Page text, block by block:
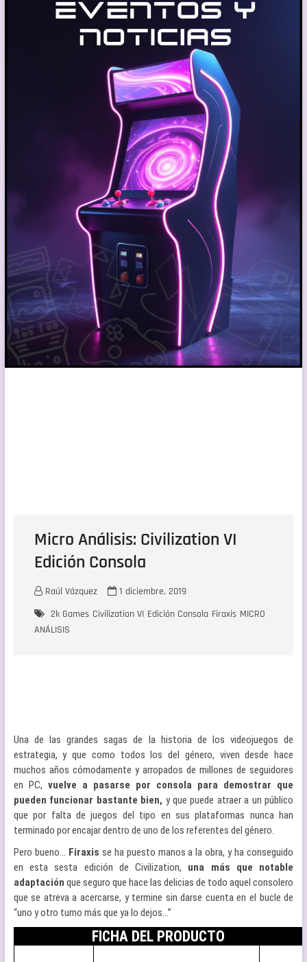
Micro Análisis: Civilization VI
Edición Consola
Raúl Vázquez
1 diciembre, 2019
2k Games Civilization VI Edición Consola Firaxis MICRO
ANÁLISIS
Una de las grandes sagas de la historia de los videojuegos de
estrategia, y que como todos los del género, viven desde hace
muchos años cómodamente y arropados de millones de seguidores
en PC, vuelve a pasarse por consola para demostrar que
pueden funcionar bastante bien, y que puede atraer a un público
que por falta de juegos del tipo en sus plataformas nunca han
terminado por encajar dentro de uno de los referentes del género.
Pero bueno… Firaxis se ha puesto manos a la obra, y ha conseguido
en esta sesta edición de Civilization, una más que notable
adaptación que seguro que hace las delicias de todo aquel consolero
que se atreva a acercarse, y termine sin darse cuenta en el bucle de
“uno y otro turno más que ya lo dejos…”
FICHA DEL PRODUCTO